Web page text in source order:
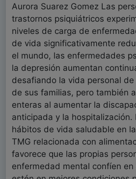
Aurora Suarez Gomez Las
trastornos psiquiátricos
niveles de carga de
de vida significativamente
el mundo, las enfermedades
la depresión aumentan
desafiando la vida personal
de sus familias, pero también
enteras al aumentar la
anticipada y la hospitalización.
hábitos de vida saludable en
TMG relacionada con
favorece que las propias
enfermedad mental confíen